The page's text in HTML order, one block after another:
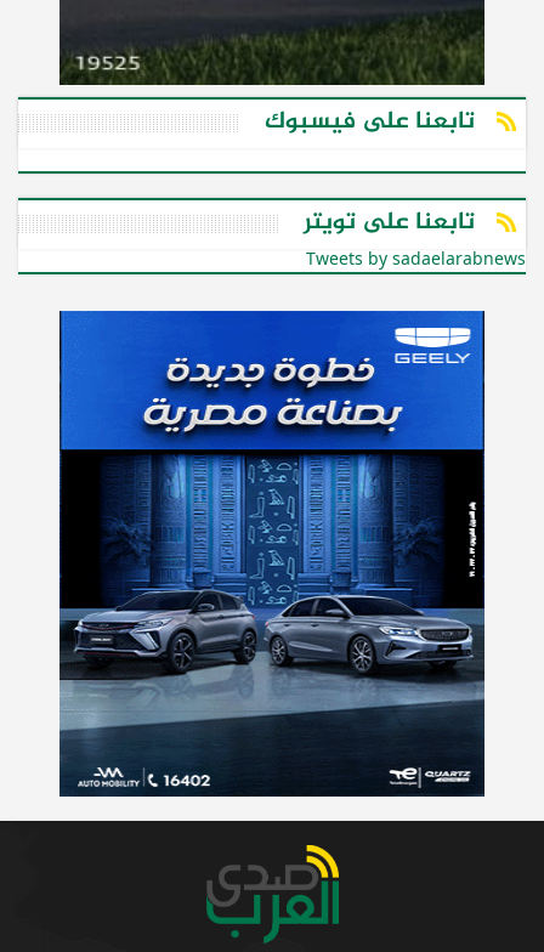
تابعنا على فيسبوك
تابعنا على تويتر
Tweets by sadaelarabnews